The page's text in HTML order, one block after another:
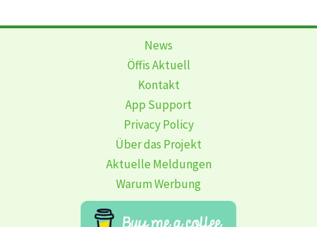
News
Öffis Aktuell
Kontakt
App Support
Privacy Policy
Über das Projekt
Aktuelle Meldungen
Warum Werbung